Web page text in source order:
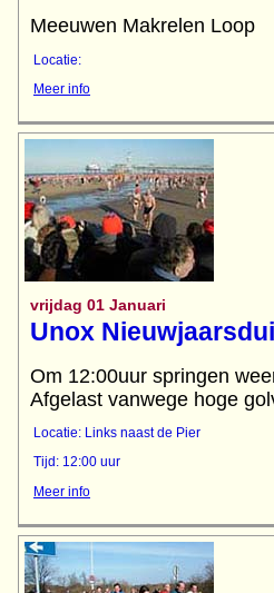
Meeuwen Makrelen Loop
Locatie:
Meer info
vrijdag 01 Januari
Unox
Om 12:00uur springen
Afgelast vanwege hoge
Locatie: Links naast de Pier
Tijd: 12:00 uur
Meer info